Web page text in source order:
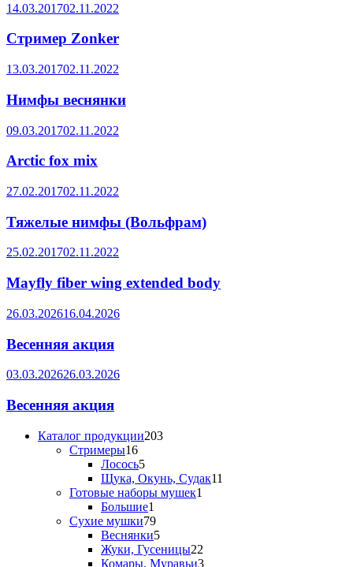
14.03.201702.11.2022
Стример Zonker
13.03.201702.11.2022
Нимфы веснянки
09.03.201702.11.2022
Arctic fox mix
27.02.201702.11.2022
Тяжелые нимфы (Вольфрам)
25.02.201702.11.2022
Mayfly fiber wing extended body
26.03.202616.04.2026
Весенняя акция
03.03.202626.03.2026
Весенняя акция
Каталог продукции203203
Стримеры1616
товаров
Лосось55
товаров
Щука, Окунь, Судак11
Готовые наборы мушек1
Большие1
товар
Сухие мушки7979
товаров
Веснянки55
товаров
Жуки, Гусеницы22
товара
Комары, Муравьи33